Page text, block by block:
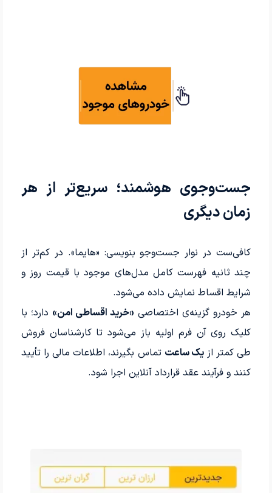
جست‌وجوی هوشمند؛ سریع‌تر از هر
زمان دیگری
کافی‌ست در نوار جست‌وجو بنویسی: «هایما». در کم‌تر از
چند ثانیه فهرست کامل مدل‌های موجود با قیمت روز و
شرایط اقساط نمایش داده می‌شود.
هر خودرو گزینه‌ی اختصاصی «خرید اقساطی امن» دارد؛ با
کلیک روی آن فرم اولیه باز می‌شود تا کارشناسان فروش
طی کمتر ازیک ساعت تماس بگیرند، اطلاعات مالی را تأیید
کنند و فرآیند عقد قرارداد آنلاین اجرا شود.